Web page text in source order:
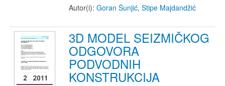
Autor(i): Goran Šunjić, Stipe Majdandžić
3D MODEL SEIZMIČKOG
ODGOVORA
PODVODNIH
KONSTRUKCIJA